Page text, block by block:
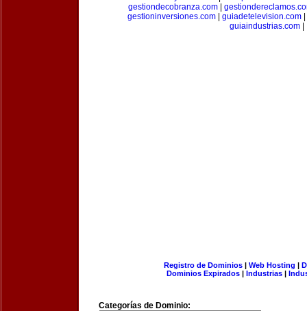
gestiondecobranza.com|
gestioninversiones.com
guiadetelevision.com
guiaindustrias.com|
Registro de Dominios| Web Hosting |
Dominios Expirados | Industrias |
Categorías de Dominio: